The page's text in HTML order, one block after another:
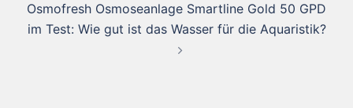
Osmofresh Osmoseanlage Smartline Gold 50 GPD
im Test: Wie gut ist das Wasser für die Aquaristik?